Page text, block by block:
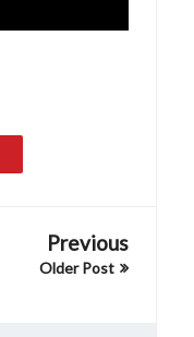
Previous
Older Post